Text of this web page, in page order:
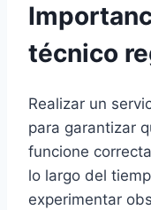
técnico
Realizar un
para garantizar
funcione
lo largo del
experimentar